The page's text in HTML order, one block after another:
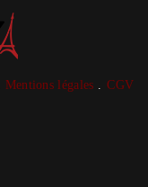
Mentions légales .CGV